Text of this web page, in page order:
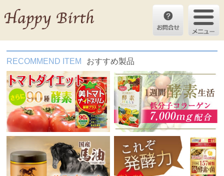
RECOMMEND ITEM おすすめ製品